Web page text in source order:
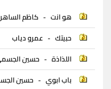
هو انت - كاظم الساهر
حبيتك - عمرو دياب
اللذاذة - حسين
باب ابوي - حسين